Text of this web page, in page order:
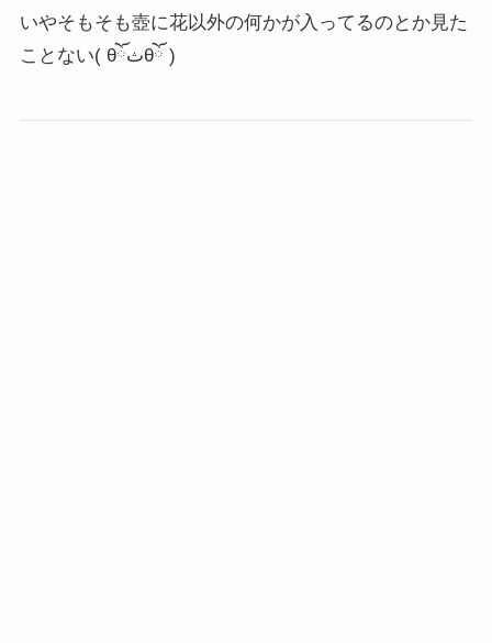
いやそもそも壺に花以外の何かが入ってるのとか見た
ことない
( θོثθོ )